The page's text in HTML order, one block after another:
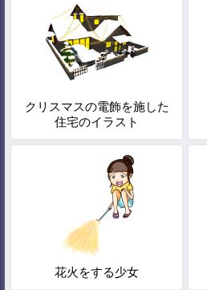
クリスマスの電飾を施した
住宅のイラスト
花火をする少女